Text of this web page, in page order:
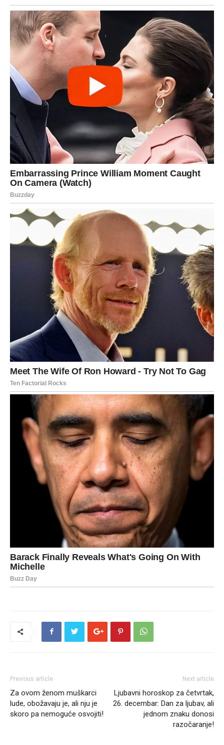
Previous article
Za ovom ženom muškarci
lude, obožavaju je, ali nju je
skoro pa nemoguće osvojiti!
Next article
Ljubavni horoskop za četvrtak,
26. decembar: Dan za ljubav, ali
jednom znaku donosi
razočaranje!